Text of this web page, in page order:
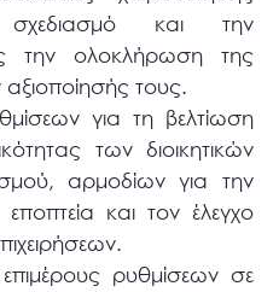
και την
την ολοκλήρωση της
αξιοποίησής τους.
για τη βελτίωση
των διοικητικών
αρμοδίων για την
και τον έλεγχο
ρυθμίσεων σε